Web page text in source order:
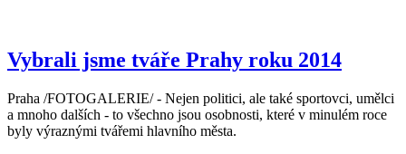
Vybrali jsme tváře Prahy roku 2014
Praha /FOTOGALERIE/ - Nejen politici, ale také sportovci, umělci
a mnoho dalších - to všechno jsou osobnosti, které v minulém roce
byly výraznými tvářemi hlavního města.